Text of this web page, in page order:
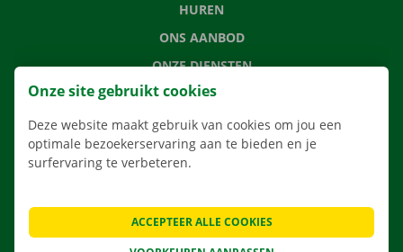
HUREN
ONS AANBOD
ONZE DIENSTEN
LOCATIES
APP
VERHUISOPLOSSINGEN
CONTACTEER ONS
Onze site gebruikt cookies
Deze website maakt gebruik van cookies om jou een
optimale bezoekerservaring aan te bieden en je
surfervaring te verbeteren.
ACCEPTEER ALLE COOKIES